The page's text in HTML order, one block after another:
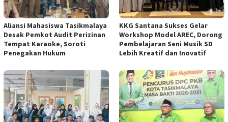
Aliansi Mahasiswa Tasikmalaya
Desak Pemkot Audit Perizinan
Tempat Karaoke, Soroti
Penegakan Hukum
KKG Santana Sukses Gelar
Workshop Model AREC, Dorong
Pembelajaran Seni Musik SD
Lebih Kreatif dan Inovatif